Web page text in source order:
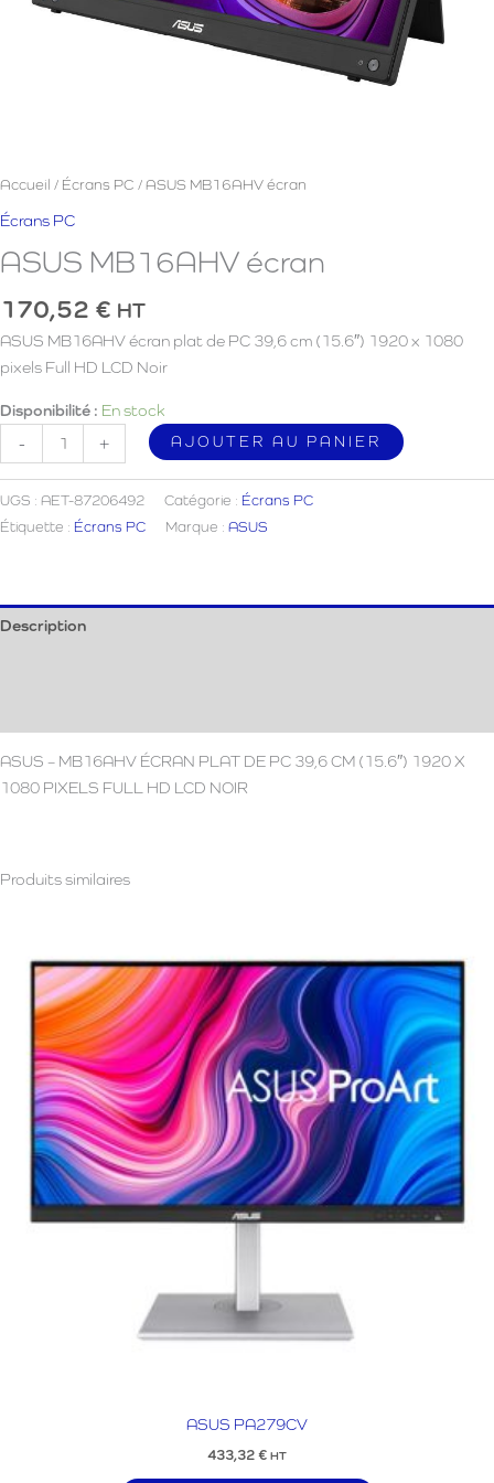
Accueil / Écrans PC / ASUS MB16AHV écran
Écrans PC
ASUS MB16AHV écran
170,52 € HT
ASUS MB16AHV écran plat de PC 39,6 cm (15.6″) 1920 x 1080
pixels Full HD LCD Noir
Disponibilité : En stock
-
quantité
de
MB16AHV
écran
+ AJOUTER AU PANIER
UGS : AET-87206492 Catégorie : Écrans PC
Étiquette : Écrans PC Marque : ASUS
Description
ASUS – MB16AHV ÉCRAN PLAT DE PC 39,6 CM (15.6″) 1920 X
1080 PIXELS FULL HD LCD NOIR
Produits similaires
ASUS PA279CV
433,32 € HT